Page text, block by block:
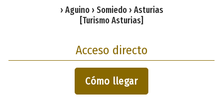
› Aguino › Somiedo › Asturias
[Turismo Asturias]
Acceso directo
Cómo llegar